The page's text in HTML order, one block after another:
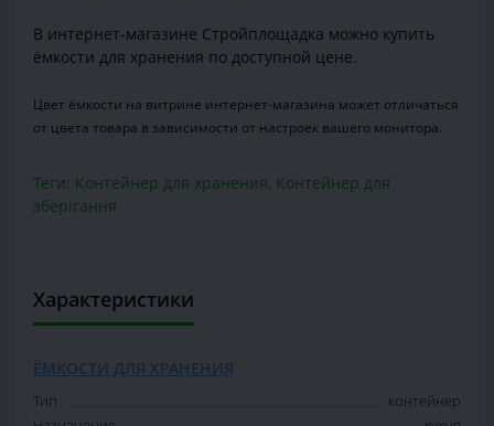
В интернет-магазине Стройплощадка можно купить
ёмкости для хранения по доступной цене.
Цвет ёмкости на витрине интернет-магазина может отличаться
от цвета товара в зависимости от настроек вашего монитора.
Теги: Контейнер для хранения, Контейнер для
зберігання
Характеристики
ЁМКОСТИ ДЛЯ ХРАНЕНИЯ
Тип
контейнер